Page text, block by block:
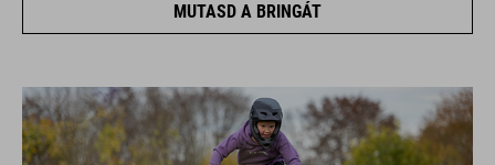
MUTASD A BRINGÁT